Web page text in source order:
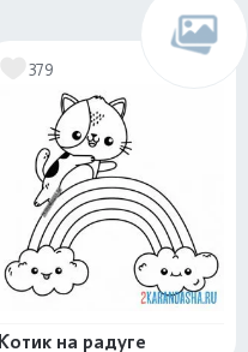
379
Котик на радуге